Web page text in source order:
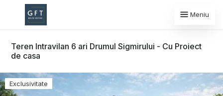
Meniu
Teren Intravilan 6 ari Drumul Sigmirului - Cu Proiect
de casa
Exclusivitate